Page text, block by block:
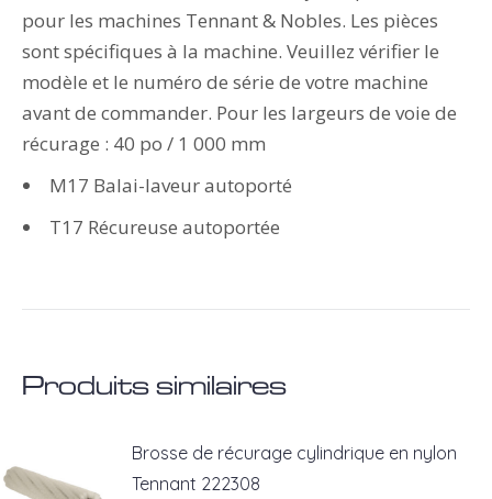
pour les machines Tennant & Nobles. Les pièces
sont spécifiques à la machine. Veuillez vérifier le
modèle et le numéro de série de votre machine
avant de commander. Pour les largeurs de voie de
récurage : 40 po / 1 000 mm
M17 Balai-laveur autoporté
T17 Récureuse autoportée
Produits similaires
Brosse de récurage cylindrique en nylon
Tennant 222308